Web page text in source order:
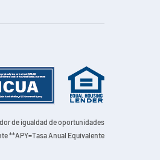
de igualdad de oportunidades
**APY=Tasa Anual Equivalente